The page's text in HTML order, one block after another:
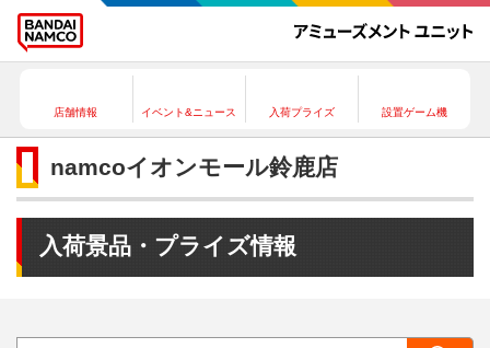
店舗情報 イベント&ニュース 入荷プライズ 設置ゲーム機
namcoイオンモール鈴鹿店
入荷景品・プライズ情報